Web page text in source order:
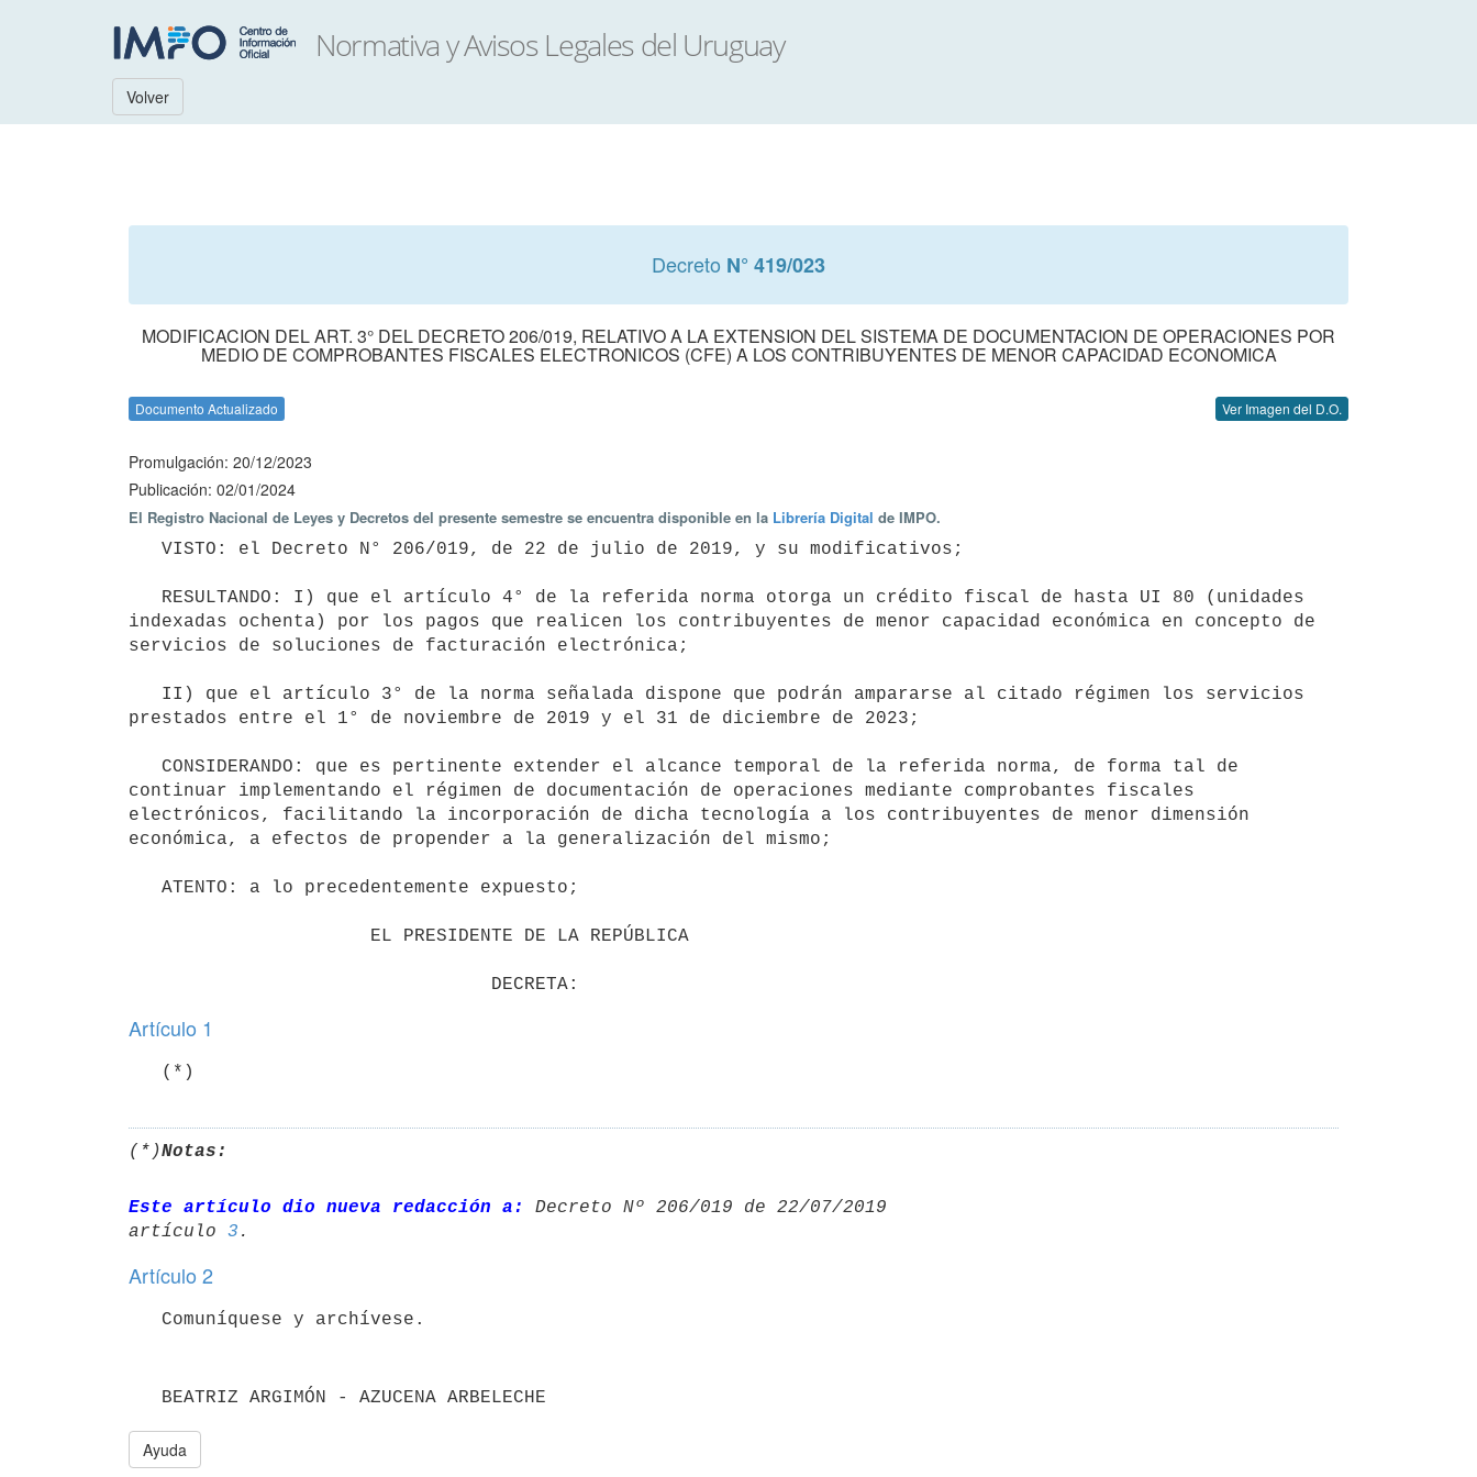
Volver
Decreto N° 419/023
MODIFICACION DEL ART. 3° DEL DECRETO 206/019, RELATIVO A LA EXTENSION DEL SISTEMA DE DOCUMENTACION DE OPERACIONES POR
MEDIO DE COMPROBANTES FISCALES ELECTRONICOS (CFE) A LOS CONTRIBUYENTES DE MENOR CAPACIDAD ECONOMICA
Documento Actualizado Ver Imagen del D.O.
Promulgación: 20/12/2023
Publicación: 02/01/2024
El Registro Nacional de Leyes y Decretos del presente semestre se encuentra disponible en la Librería Digital de IMPO.
indexadas ochenta) por los pagos que realicen los contribuyentes de menor capacidad económica en concepto de
servicios de soluciones de facturación electrónica;
prestados entre el 1° de noviembre de 2019 y el 31 de diciembre de 2023;
continuar implementando el régimen de documentación de operaciones mediante comprobantes fiscales
electrónicos, facilitando la incorporación de dicha tecnología a los contribuyentes de menor dimensión
económica, a efectos de propender a la generalización del mismo;
Artículo 1
   (*)
(*)Notas:
Este artículo dio nueva redacción a:
Decreto Nº 206/019 de 22/07/2019
artículo 3
Artículo 2
   BEATRIZ ARGIMÓN - AZUCENA ARBELECHE
Ayuda